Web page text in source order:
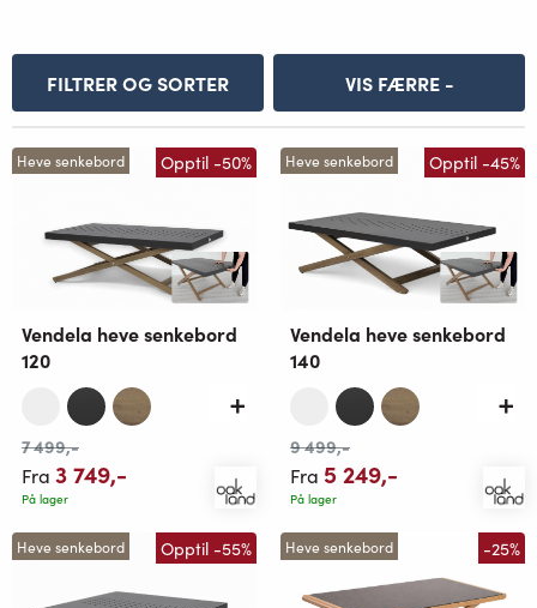
FILTRER OG SORTER VIS FÆRRE -
Heve senkebord Opptil -50%
Vendela heve senkebord
120
7 499,-
Fra 3 749,-
På lager
Heve senkebord Opptil -45%
Vendela heve senkebord
140
9 499,-
Fra 5 249,-
På lager
Heve senkebord Opptil -55% Heve senkebord -25%